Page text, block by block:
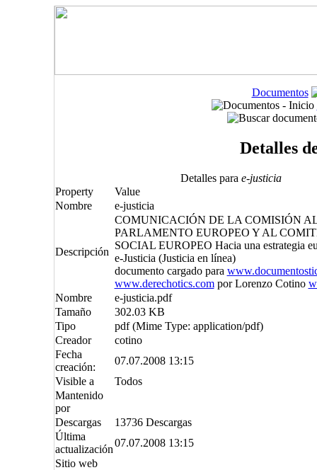
Documentos
Detalles
Detalles para e-justicia
Property
Value
Nombre
e-justicia
Descripción
COMUNICACIÓN DE LA COMISIÓN
PARLAMENTO EUROPEO Y AL
SOCIAL EUROPEO Hacia una estrategia
e-Justicia (Justicia en línea)
documento cargado para
www.derechotics.compor Lorenzo Cotino
Nombre
e-justicia.pdf
Tamaño
302.03 KB
Tipo
pdf (Mime Type: application/pdf)
Creador
cotino
Fecha
creación:
07.07.2008 13:15
Visible a
Todos
Mantenido
por
Descargas
13736 Descargas
Última
actualización
07.07.2008 13:15
Sitio web